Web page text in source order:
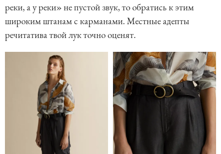
реки, а у реки» не пустой звук, то обратись к этим
широким штанам с карманами. Местные адепты
речитатива твой лук точно оценят.